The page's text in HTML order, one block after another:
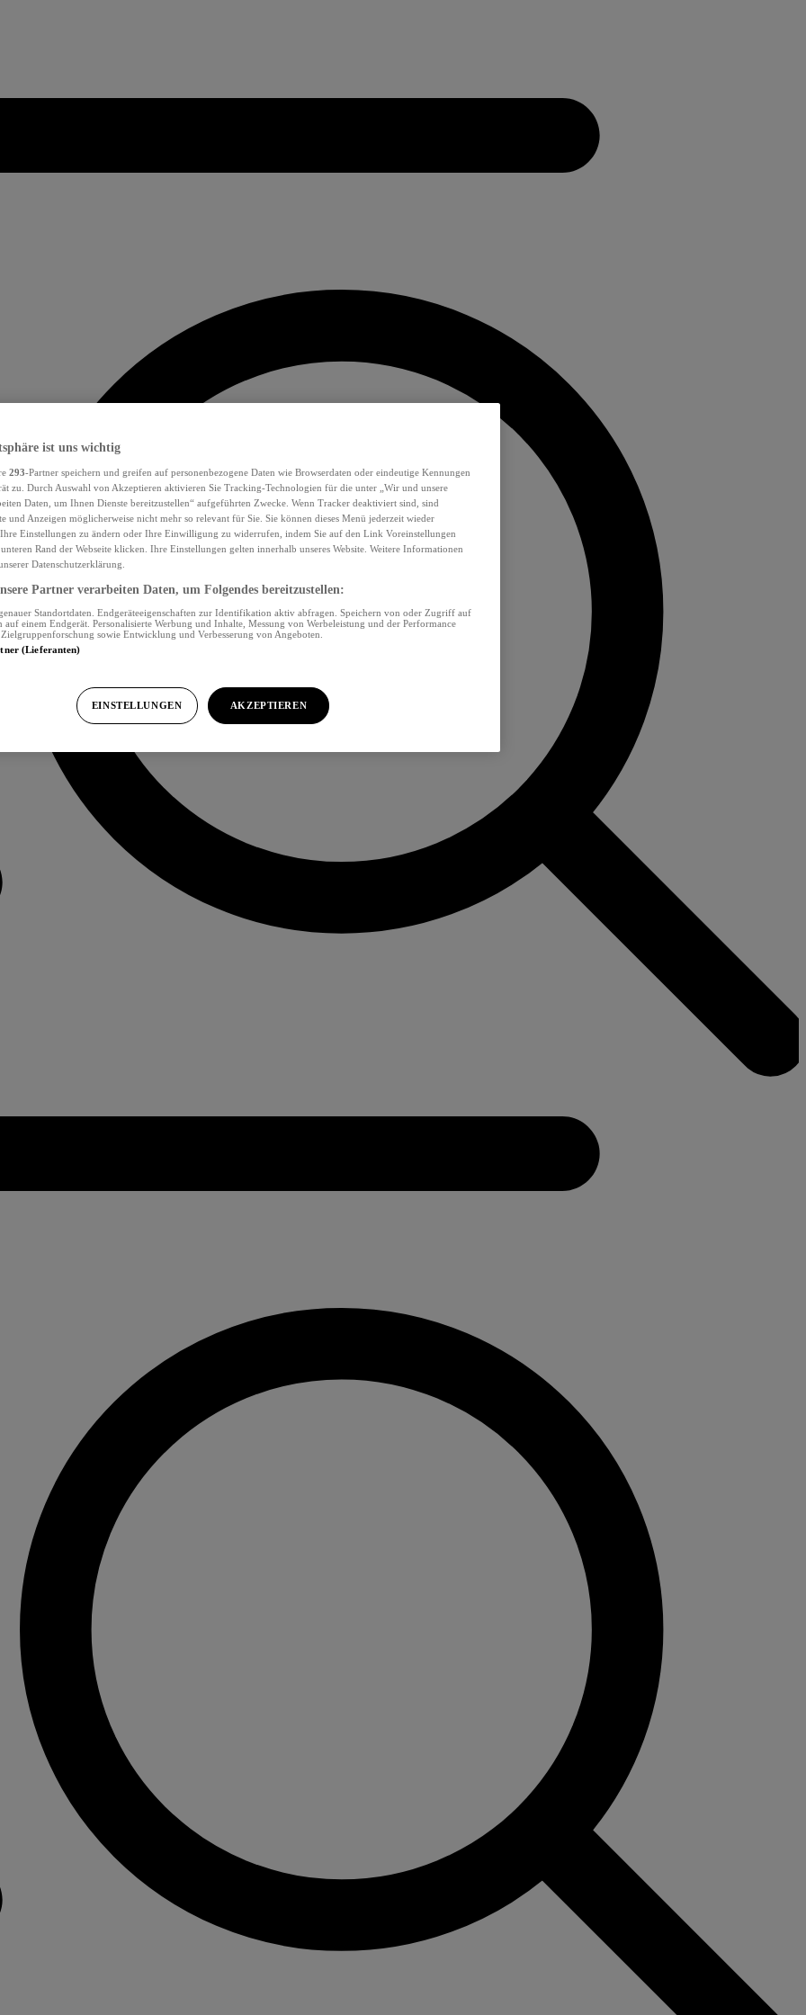
ist uns wichtig
293-Partner speichern und greifen auf personenbezogene Daten wie Browserdaten oder eindeutige Kennungen
zu. Durch Auswahl von Akzeptieren aktivieren Sie Tracking-Technologien für die unter „Wir und unsere
Daten, um Ihnen Dienste bereitzustellen“ aufgeführten Zwecke. Wenn Tracker deaktiviert sind, sind
und Anzeigen möglicherweise nicht mehr so relevant für Sie. Sie können dieses Menü jederzeit wieder
Einstellungen zu ändern oder Ihre Einwilligung zu widerrufen, indem Sie auf den Link Voreinstellungen
Rand der Webseite klicken. Ihre Einstellungen gelten innerhalb unseres Website. Weitere Informationen
Datenschutzerklärung.
Partner verarbeiten Daten, um Folgendes bereitzustellen:
Standortdaten. Endgeräteeigenschaften zur Identifikation aktiv abfragen. Speichern von oder Zugriff auf
einem Endgerät. Personalisierte Werbung und Inhalte, Messung von Werbeleistung und der Performance
sowie Entwicklung und Verbesserung von Angeboten.
(Lieferanten)
EINSTELLUNGEN AKZEPTIEREN